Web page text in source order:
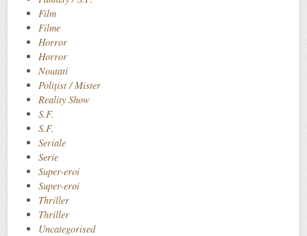
Film
Filme
Horror
Horror
Noutati
Polițist / Mister
Reality Show
S.F.
S.F.
Seriale
Serie
Super-eroi
Super-eroi
Thriller
Thriller
Uncategorised